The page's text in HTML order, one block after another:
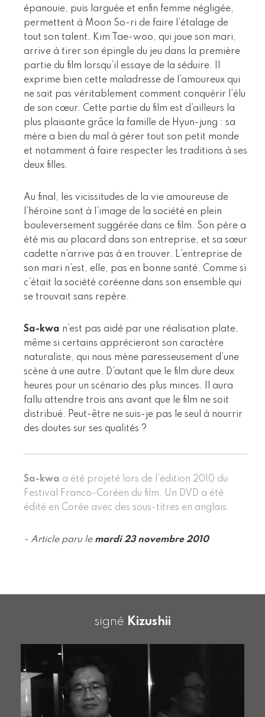
épanouie, puis larguée et enfin femme négligée,
permettent à Moon So-ri de faire l’étalage de
tout son talent. Kim Tae-woo, qui joue son mari,
arrive à tirer son épingle du jeu dans la première
partie du film lorsqu’il essaye de la séduire. Il
exprime bien cette maladresse de l’amoureux qui
ne sait pas véritablement comment conquérir l’élu
de son cœur. Cette partie du film est d’ailleurs la
plus plaisante grâce la famille de Hyun-jung : sa
mère a bien du mal à gérer tout son petit monde
et notamment à faire respecter les traditions à ses
deux filles.
Au final, les vicissitudes de la vie amoureuse de
l’héroïne sont à l’image de la société en plein
bouleversement suggérée dans ce film. Son père a
été mis au placard dans son entreprise, et sa sœur
cadette n’arrive pas à en trouver. L’entreprise de
son mari n’est, elle, pas en bonne santé. Comme si
c’était la société coréenne dans son ensemble qui
se trouvait sans repère.
Sa-kwa n’est pas aidé par une réalisation plate,
même si certains apprécieront son caractère
naturaliste, qui nous mène paresseusement d’une
scène à une autre. D’autant que le film dure deux
heures pour un scénario des plus minces. Il aura
fallu attendre trois ans avant que le film ne soit
distribué. Peut-être ne suis-je pas le seul à nourrir
des doutes sur ses qualités ? ​
Sa-kwa a été projeté lors de l’édition 2010 du
Festival Franco-Coréen du film. Un DVD a été
édité en Corée avec des sous-titres en anglais.
- Article paru le mardi 23 novembre 2010
signé Kizushii